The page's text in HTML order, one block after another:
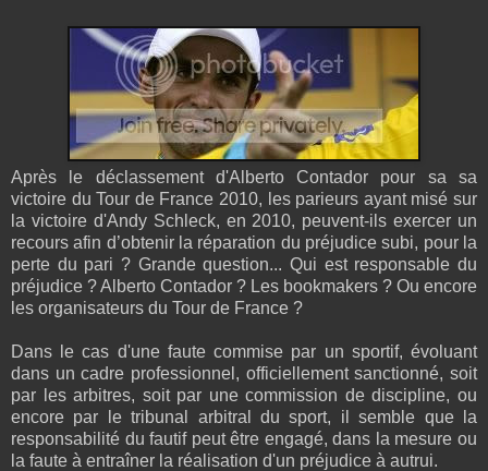
Après le déclassement d'Alberto Contador pour sa sa
victoire du Tour de France 2010, les parieurs ayant misé sur
la victoire d'Andy Schleck, en 2010, peuvent-ils exercer un
recours afin d’obtenir la réparation du préjudice subi, pour la
perte du pari ? Grande question... Qui est responsable du
préjudice ? Alberto Contador ? Les bookmakers ? Ou encore
les organisateurs du Tour de France ?
Dans le cas d'une faute commise par un sportif, évoluant
dans un cadre professionnel, officiellement sanctionné, soit
par les arbitres, soit par une commission de discipline, ou
encore par le tribunal arbitral du sport, il semble que la
responsabilité du fautif peut être engagé, dans la mesure ou
la faute à entraîner la réalisation d'un préjudice à autrui.